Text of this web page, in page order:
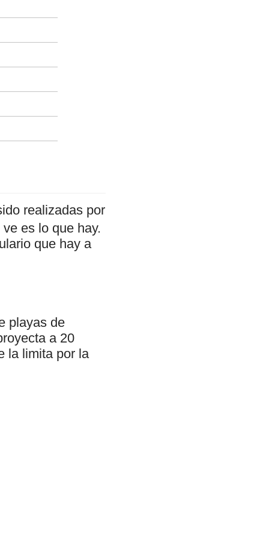
realizadas por
es lo que hay.
que hay a
playas de
a 20
la limita por la